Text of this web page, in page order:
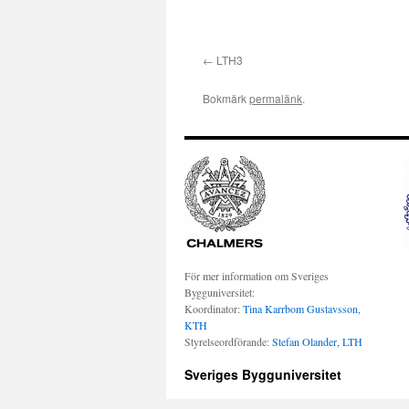
LTH3
Bokmärkpermalänk.
För mer information om Sveriges
Bygguniversitet:
Koordinator:Tina Karrbom Gustavsson,
KTH
Styrelseordförande:Stefan Olander, LTH
Sveriges Bygguniversitet